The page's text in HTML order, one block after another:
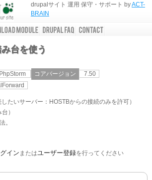
drupalサイト 運用 保守・サポート byACT-
BRAIN
台を使う
PhpStorm コアバージョン
7.50
したいサーバー：HOSTBからの接続のみを許可）
）
。
イン またはユーザー登録を行ってください